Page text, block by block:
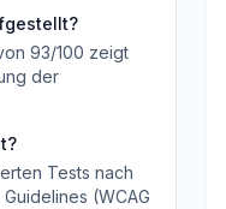
93/100 zeigt
der
Tests nach
(WCAG